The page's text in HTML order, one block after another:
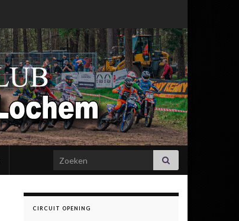
Search for:
CIRCUIT OPENING